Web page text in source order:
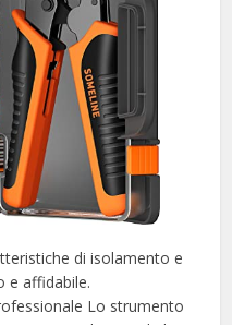
di isolamento e
e affidabile.
Lo strumento